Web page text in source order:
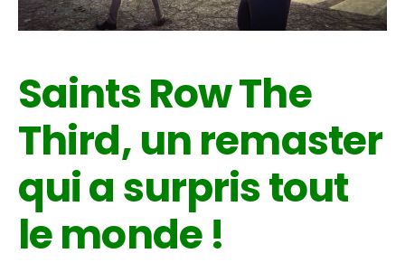
Saints Row The
Third, un remaster
qui a surpris tout
le monde !